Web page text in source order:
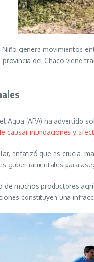
genera movimientos
del Chaco viene
Agua (APA) ha advertido
causar inundaciones y
enfatizó que es crucial
gubernamentales para
de muchos productores
constituyen una